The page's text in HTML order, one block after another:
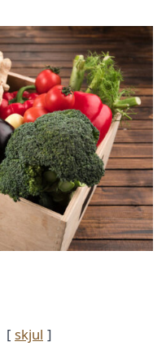
skjul